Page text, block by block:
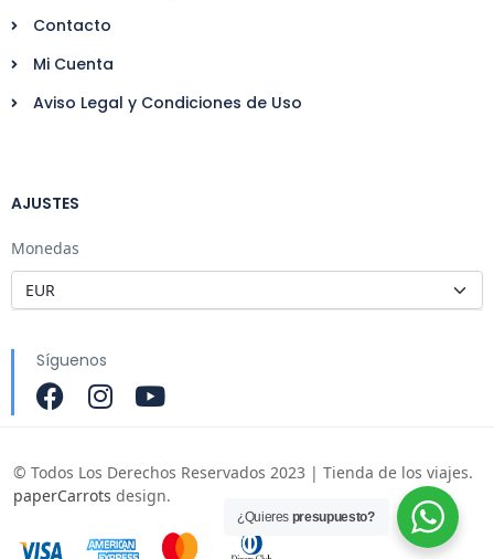
Contacto
Mi Cuenta
Aviso Legal y Condiciones de Uso
AJUSTES
Monedas
Síguenos
© Todos Los Derechos Reservados 2023 | Tienda de los viajes.
paperCarrots design.
¿Quieres presupuesto?